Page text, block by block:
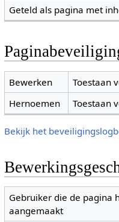
Geteld als pagina met
Bewerken
Toestaan
Hernoemen
Toestaan
Bekijk het
Gebruiker die de pagina
aangemaakt